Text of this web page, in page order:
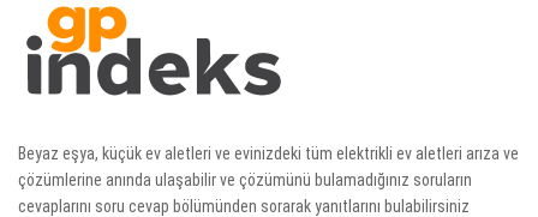
Beyaz eşya, küçük ev aletleri ve evinizdeki tüm elektrikli ev aletleri arıza ve
çözümlerine anında ulaşabilir ve çözümünü bulamadığınız soruların
cevaplarını soru cevap bölümünden sorarak yanıtlarını bulabilirsiniz